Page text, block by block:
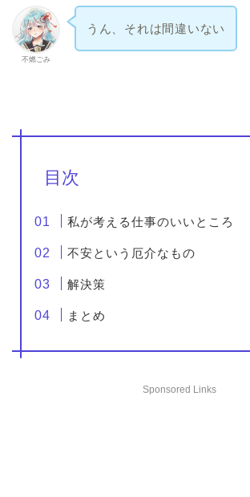
不燃ごみ
うん、それは間違いない
目次
私が考える仕事のいいところ
不安という厄介なもの
解決策
まとめ
Sponsored Links